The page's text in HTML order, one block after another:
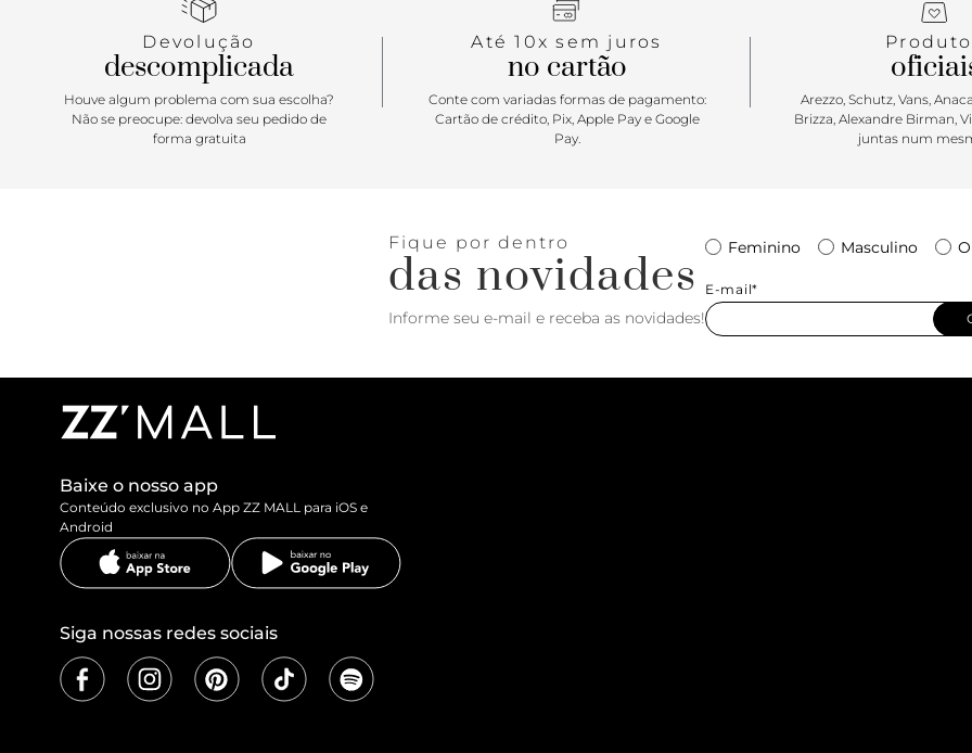
Devolução
descomplicada
Houve algum problema com sua escolha?
Não se preocupe: devolva seu pedido de
forma gratuita
Até 10x sem juros
no cartão
Conte com variadas formas de pagamento:
Cartão de crédito, Pix, Apple Pay e Google
Pay.
Arezzo, Schutz, Vans,
Brizza, Alexandre Birman,
juntas num
Fique por dentro
das novidades
Informe seu e-mail e receba as novidades!
Feminino Masculino
E-mail*
Baixe o nosso app
Conteúdo exclusivo no App ZZ MALL para iOS e
Android
Siga nossas redes sociais